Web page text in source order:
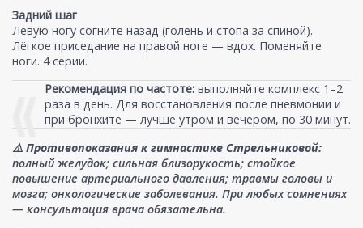
Задний шаг
Левую ногу согните назад (голень и стопа за спиной).
Лёгкое приседание на правой ноге — вдох. Поменяйте
ноги. 4 серии.
Рекомендация по частоте: выполняйте комплекс 1–2
раза в день. Для восстановления после пневмонии и
при бронхите — лучше утром и вечером, по 30 минут.
⚠️ Противопоказания к гимнастике Стрельниковой:
полный желудок; сильная близорукость; стойкое
повышение артериального давления; травмы головы и
мозга; онкологические заболевания. При любых сомнениях
— консультация врача обязательна.